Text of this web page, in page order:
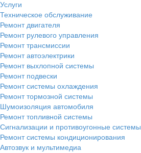
Услуги
Техническое обслуживание
Ремонт двигателя
Ремонт рулевого управления
Ремонт трансмиссии
Ремонт автоэлектрики
Ремонт выхлопной системы
Ремонт подвески
Ремонт системы охлаждения
Ремонт тормозной системы
Шумоизоляция автомобиля
Ремонт топливной системы
Сигнализации и противоугонные системы
Ремонт системы кондиционирования
Автозвук и мультимедиа